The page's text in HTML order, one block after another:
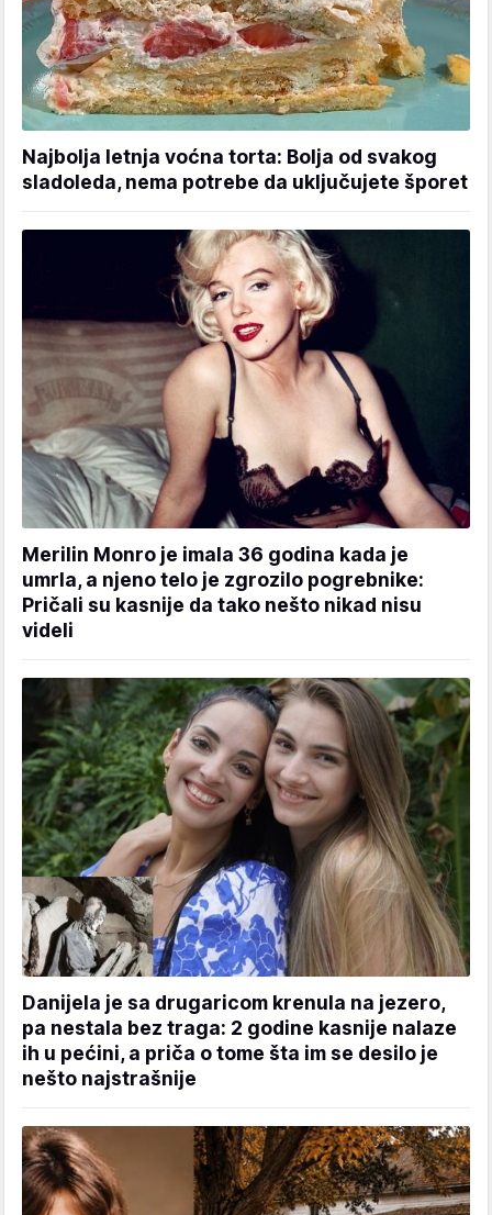
Najbolja letnja voćna torta: Bolja od svakog
sladoleda, nema potrebe da uključujete šporet
Merilin Monro je imala 36 godina kada je
umrla, a njeno telo je zgrozilo pogrebnike:
Pričali su kasnije da tako nešto nikad nisu
videli
Danijela je sa drugaricom krenula na jezero,
pa nestala bez traga: 2 godine kasnije nalaze
ih u pećini, a priča o tome šta im se desilo je
nešto najstrašnije